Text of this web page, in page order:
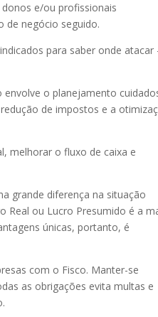
e/ou profissionais
de negócio seguido.
para saber onde atacar
o planejamento
de impostos e a
melhorar o fluxo de caixa e
grande diferença na situação
Real ou Lucro Presumido é a
únicas, portanto, é
com o Fisco. Manter-se
as obrigações evita multas e